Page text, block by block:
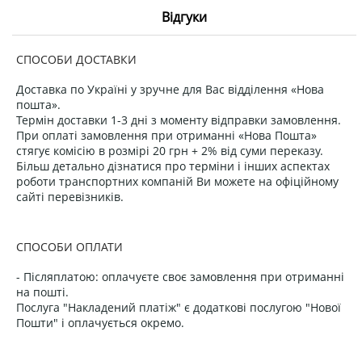
Відгуки
СПОСОБИ ДОСТАВКИ
Доставка по Україні у зручне для Вас відділення «Нова
пошта».
Термін доставки 1-3 дні з моменту відправки замовлення.
При оплаті замовлення при отриманні «Нова Пошта»
стягує комісію в розмірі 20 грн + 2% від суми переказу.
Більш детально дізнатися про терміни і інших аспектах
роботи транспортних компаній Ви можете на офіційному
сайті перевізників.
СПОСОБИ ОПЛАТИ
- Післяплатою: оплачуєте своє замовлення при отриманні
на пошті.
Послуга "Накладений платіж" є додаткові послугою "Нової
Пошти" і оплачується окремо.